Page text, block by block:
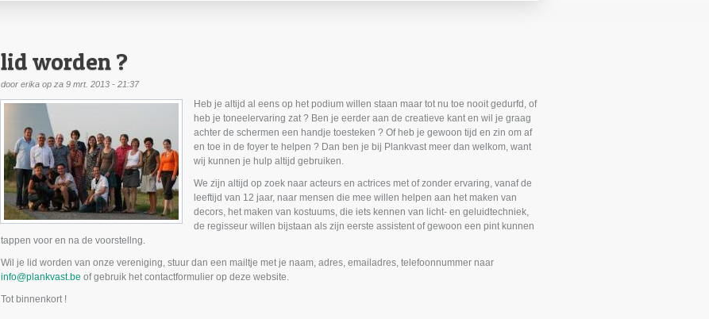
lid worden ?
door erika op za 9 mrt. 2013 - 21:37
Heb je altijd al eens op het podium willen staan maar tot nu toe nooit gedurfd, of
heb je toneelervaring zat ? Ben je eerder aan de creatieve kant en wil je graag
achter de schermen een handje toesteken ? Of heb je gewoon tijd en zin om af
en toe in de foyer te helpen ? Dan ben je bij Plankvast meer dan welkom, want
wij kunnen je hulp altijd gebruiken.
We zijn altijd op zoek naar acteurs en actrices met of zonder ervaring, vanaf de
leeftijd van 12 jaar, naar mensen die mee willen helpen aan het maken van
decors, het maken van kostuums, die iets kennen van licht- en geluidtechniek,
de regisseur willen bijstaan als zijn eerste assistent of gewoon een pint kunnen
tappen voor en na de voorstellng.
Wil je lid worden van onze vereniging, stuur dan een mailtje met je naam, adres, emailadres, telefoonnummer naar
info@plankvast.be of gebruik het contactformulier op deze website.
Tot binnenkort !